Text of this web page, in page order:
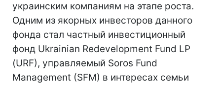
украинским компаниям на этапе роста.
Одним из якорных инвесторов данного
фонда стал частный инвестиционный
фонд Ukrainian Redevelopment Fund LP
(URF), управляемый Soros Fund
Management (SFM) в интересах семьи